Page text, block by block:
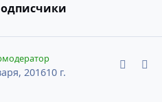
201610 г.